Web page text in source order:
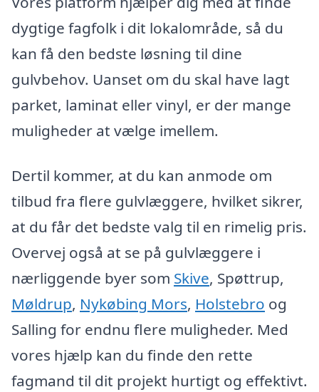
dygtige fagfolk i dit lokalområde, så du
kan få den bedste løsning til dine
gulvbehov. Uanset om du skal have lagt
parket, laminat eller vinyl, er der mange
muligheder at vælge imellem.
Dertil kommer, at du kan anmode om
tilbud fra flere gulvlæggere, hvilket sikrer,
at du får det bedste valg til en rimelig pris.
Overvej også at se på gulvlæggere i
nærliggende byer som Skive, Spøttrup,
Møldrup, Nykøbing Mors, Holstebro og
Salling for endnu flere muligheder. Med
vores hjælp kan du finde den rette
fagmand til dit projekt hurtigt og effektivt.